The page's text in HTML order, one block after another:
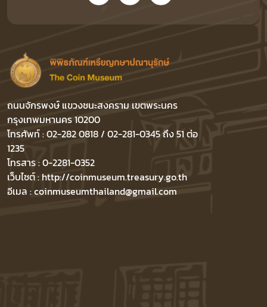
ถนนจักรพงษ์ แขวงชนะสงคราม เขตพระนคร
กรุงเทพมหานคร 10200
โทรศัพท์ : 02-282 0818 / 02-281-0345 ถึง 51 ต่อ
1235
โทรสาร : 0-2281-0352
เว็บไซต์ : http://coinmuseum.treasury.go.th
อีเมล : coinmuseumthailand@gmail.com